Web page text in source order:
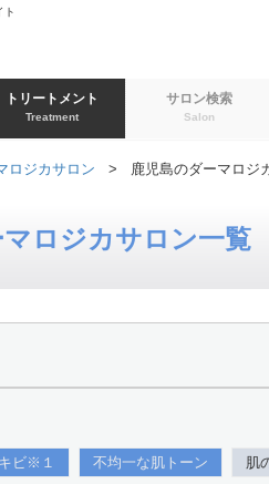
ト
トリートメント
Treatment
サロン検索
Salon
ロジカサロン > 鹿児島のダーマロジ
ロジカサロン一覧
ビ※１ 不均一な肌トーン 肌